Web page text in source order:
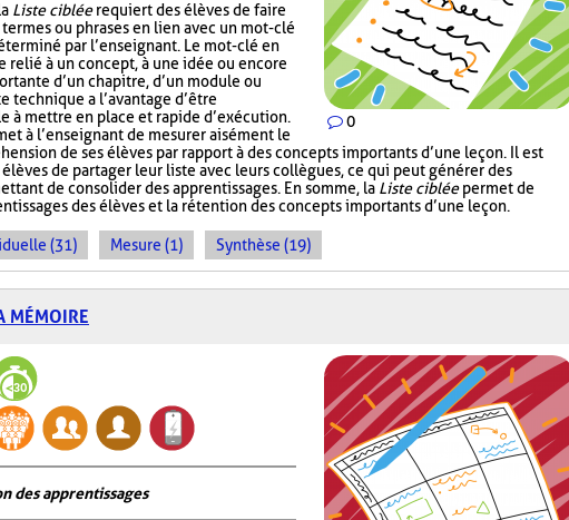
0
Liste cibléerequiert des élèves de faire
ou phrases en lien avec un mot-clé
par l’enseignant. Le mot-clé en
relié à un concept, à une idée ou encore
d’un chapitre, d’un module ou
technique a l’avantage d’être
à mettre en place et rapide d’exécution.
à l’enseignant de mesurer aisément le
de ses élèves par rapport à des concepts importants d’une leçon. Il est
de partager leur liste avec leurs collègues, ce qui peut générer des
de consolider des apprentissages. En somme, la Liste cibléepermet de
des élèves et la rétention des concepts importants d’une leçon.
(31) Mesure (1) Synthèse (19)
MÉMOIRE
des apprentissages